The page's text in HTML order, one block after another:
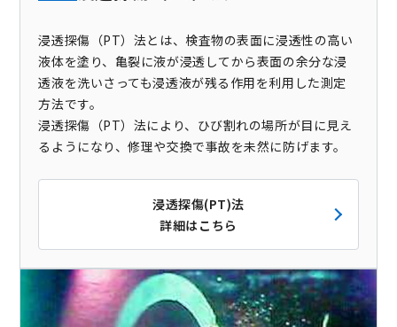
浸透探傷（PT）法とは、検査物の表面に浸透性の高い
液体を塗り、亀裂に液が浸透してから表面の余分な浸
透液を洗いさっても浸透液が残る作用を利用した測定
方法です。
浸透探傷（PT）法により、ひび割れの場所が目に見え
るようになり、修理や交換で事故を未然に防げます。
浸透探傷(PT)法
詳細はこちら